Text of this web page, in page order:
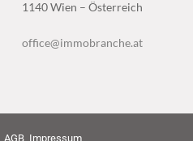
1140 Wien – Österreich
office@immobranche.at
AGB Impressum